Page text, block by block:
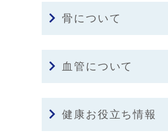
骨について
血管について
健康お役立ち情報